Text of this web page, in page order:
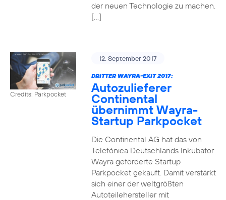
der neuen Technologie zu machen.
[…]
Credits: Parkpocket
12. September 2017
DRITTER WAYRA-EXIT 2017:
Autozulieferer
Continental
übernimmt Wayra-
Startup Parkpocket
Die Continental AG hat das von
Telefónica Deutschlands Inkubator
Wayra geförderte Startup
Parkpocket gekauft. Damit verstärkt
sich einer der weltgrößten
Autoteilehersteller mit